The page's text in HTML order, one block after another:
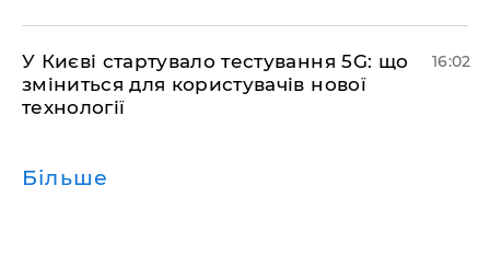
У Києві стартувало тестування 5G: що
зміниться для користувачів нової
технології
16:02
Більше